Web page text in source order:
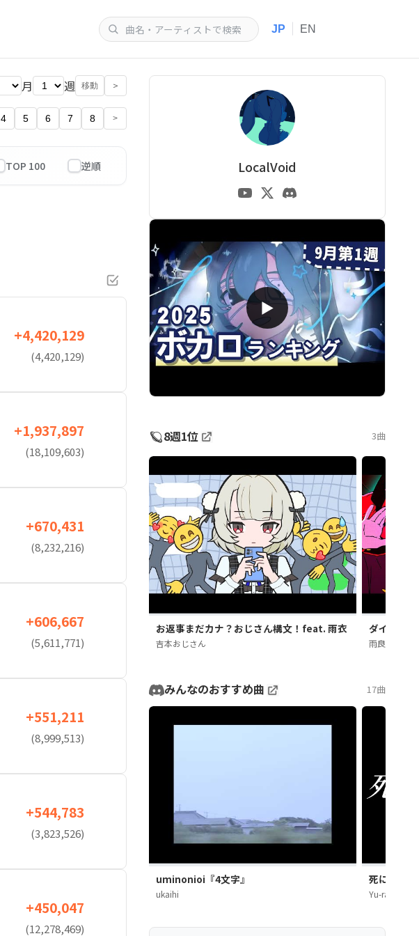
JP EN
月 週 移動 >
4 5 6 7 8 >
TOP 100
+4,420,129
(4,420,129)
+1,937,897
(18,109,603)
+670,431
(8,232,216)
+606,667
(5,611,771)
+551,211
(8,999,513)
+544,783
(3,823,526)
+450,047
(12,278,469)
LocalVoid
▶
🪐8週1位 3曲
お返事まだカナ？おじさん構文！feat. 雨衣
吉本おじさん
ダイダイ
雨良
みんなのおすすめ曲 17曲
uminonioi『4文字』
ukaihi
死にたい /
Yu-ra